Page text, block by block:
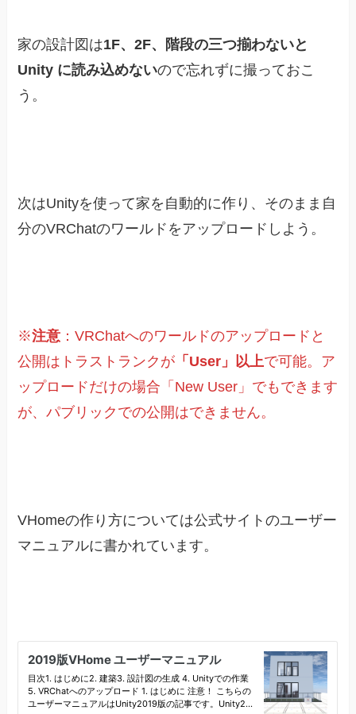
家の設計図は1F、2F、階段の三つ揃わないと
Unity に読み込めないので忘れずに撮っておこ
う。
次はUnityを使って家を自動的に作り、そのまま自
分のVRChatのワールドをアップロードしよう。
※注意 ：VRChatへのワールドのアップロードと
公開はトラストランクが 「User」以上で可能。ア
ップロードだけの場合「New User」でもできます
が、パブリックでの公開はできません。
VHomeの作り方については公式サイトのユーザー
マニュアルに書かれています。